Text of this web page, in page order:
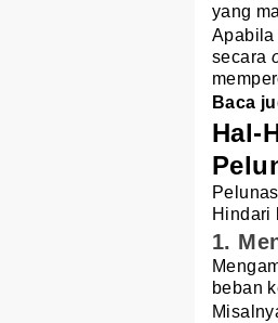
yang
Apabila
secara
Baca
Hal-
Hindari
1.
beban